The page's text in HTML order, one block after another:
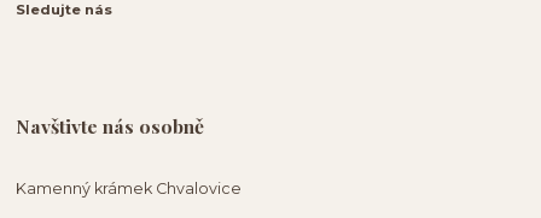
Sledujte nás
Navštivte nás osobně
Kamenný krámek Chvalovice